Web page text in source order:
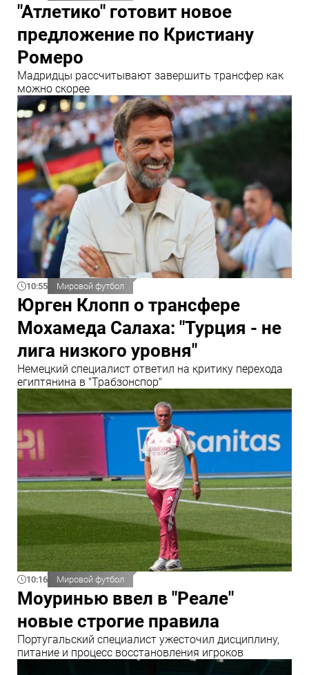
"Атлетико" готовит новое
предложение по Кристиану
Ромеро
Мадридцы рассчитывают завершить трансфер как
можно скорее
10:55 Мировой футбол
Юрген Клопп о трансфере
Мохамеда Салаха: "Турция - не
лига низкого уровня"
Немецкий специалист ответил на критику перехода
египтянина в "Трабзонспор"
10:16 Мировой футбол
Моуринью ввел в "Реале"
новые строгие правила
Португальский специалист ужесточил дисциплину,
питание и процесс восстановления игроков